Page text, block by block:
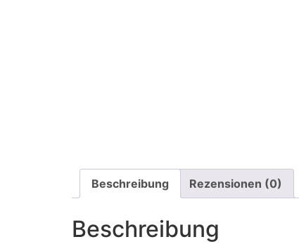
Beschreibung Rezensionen (0)
Beschreibung